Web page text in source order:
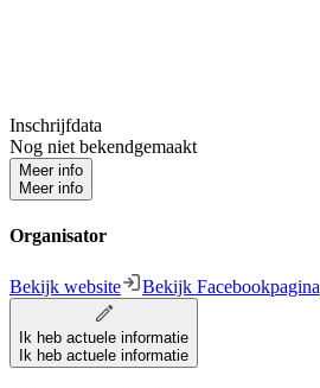
Inschrijfdata
Nog niet bekendgemaakt
Meer info
Meer info
Organisator
Bekijk website Bekijk Facebookpagina
Ik heb actuele informatie
Ik heb actuele informatie